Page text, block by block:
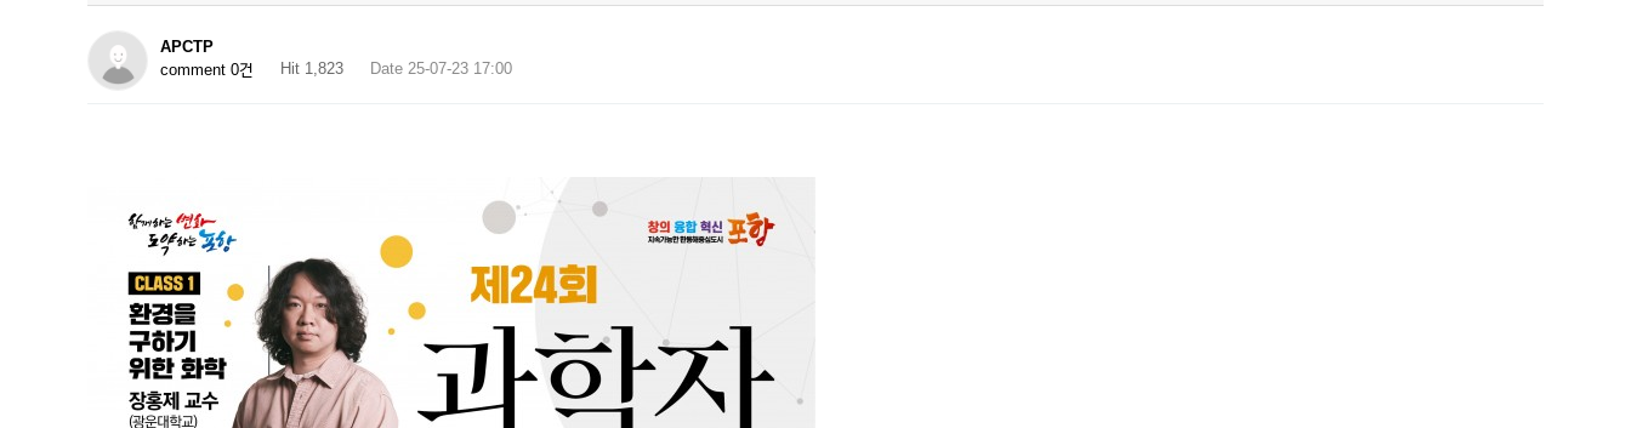
APCTP
comment 0건
Hit 1,823 Date 25-07-23 17:00